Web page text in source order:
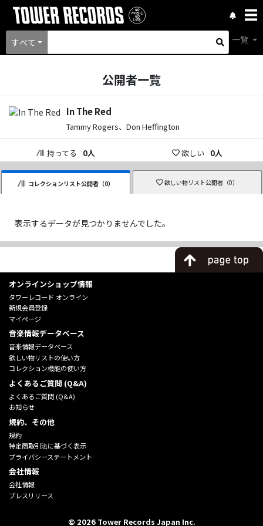
すべて 一覧
公開者一覧
In The Red
Tammy Rogers、Don Heffington
持ってる 0人 欲しい 0人
コレクションリスト公開者（0） 欲しい物リスト公開者（0）
表示するデータが見つかりませんでした。
オンラインショップ情報
タワーレコード オンライン
新規会員登録
マイページ
音楽情報データベース
音楽情報データベース
欲しい物リストの使い方
コレクション機能の使い方
よくあるご質問 (Q&A)
よくあるご質問 (Q&A)
お知らせ
規約、その他
規約
特定商取引法に基づく表示
プライバシーステートメント
会社情報
会社情報
プレスリリース
© 2026Tower Records Japan Inc.